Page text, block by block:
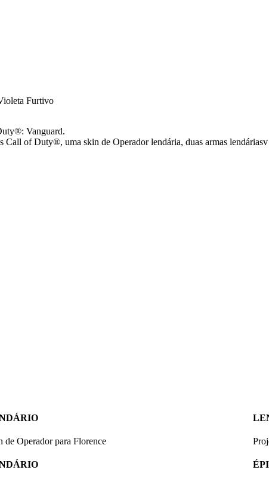
Furtivo
Vanguard.
of Duty®, uma skin de Operador lendária, duas armas lendáriasv
de Operador para Florence